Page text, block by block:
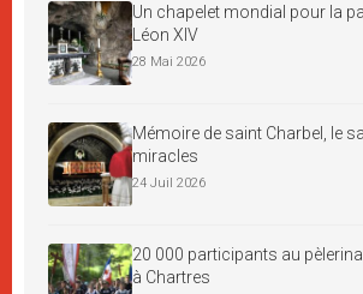
Un chapelet mondial pour la
Léon XIV
28 Mai 2026
Mémoire de saint Charbel, le
miracles
24 Juil 2026
20 000 participants au
à Chartres